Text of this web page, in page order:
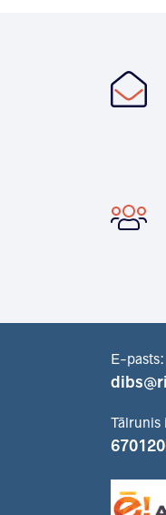
E-pasts:
Tālrunis